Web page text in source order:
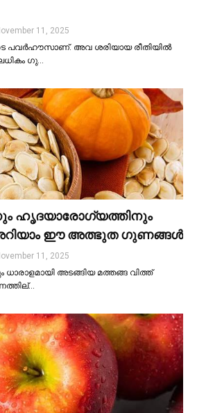
11, 2025
പവർഹൗസാണ്. അവ ശരിയായ രീതിയില്‍
ഗു…
ഹൃദയാരോഗ്യത്തിനും
അറിയാം ഈ അത്ഭുത ഗുണങ്ങള്‍
11, 2025
ധാരാളമായി അടങ്ങിയ മത്തങ്ങ വിത്ത്